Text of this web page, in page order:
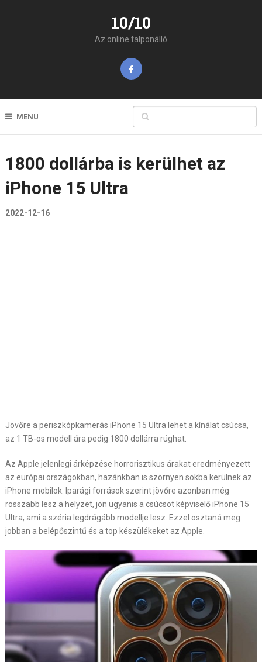
10/10
Az online talponálló
MENU
1800 dollárba is kerülhet az
iPhone 15 Ultra
2022-12-16
Jövőre a periszkópkamerás iPhone 15 Ultra lehet a kínálat csúcsa,
az 1 TB-os modell ára pedig 1800 dollárra rúghat.
Az Apple jelenlegi árképzése horrorisztikus árakat eredményezett
az európai országokban, hazánkban is szörnyen sokba kerülnek az
iPhone mobilok. Iparági források szerint jövőre azonban még
rosszabb lesz a helyzet, jön ugyanis a csúcsot képviselő iPhone 15
Ultra, ami a széria legdrágább modellje lesz. Ezzel osztaná meg
jobban a belépőszintű és a top készülékeket az Apple.